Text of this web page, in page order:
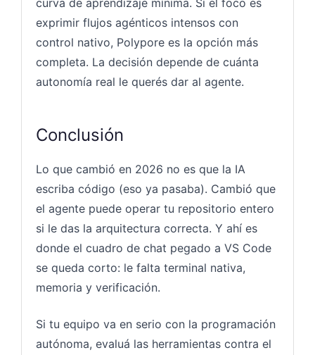
exprimir flujos agénticos intensos con
control nativo, Polypore es la opción más
completa. La decisión depende de cuánta
autonomía real le querés dar al agente.
Conclusión
Lo que cambió en 2026 no es que la IA
escriba código (eso ya pasaba). Cambió que
el agente puede operar tu repositorio entero
si le das la arquitectura correcta. Y ahí es
donde el cuadro de chat pegado a VS Code
se queda corto: le falta terminal nativa,
memoria y verificación.
Si tu equipo va en serio con la programación
autónoma, evaluá las herramientas contra el